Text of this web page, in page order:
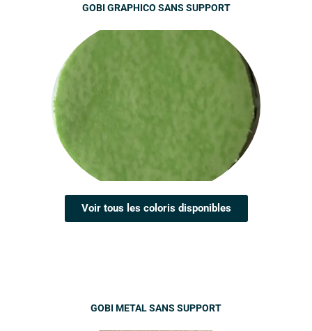
GOBI GRAPHICO SANS SUPPORT
Voir tous les coloris disponibles
GOBI METAL SANS SUPPORT